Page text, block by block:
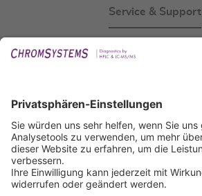
Service & Support
IFU anfordern
Zertifizierungen